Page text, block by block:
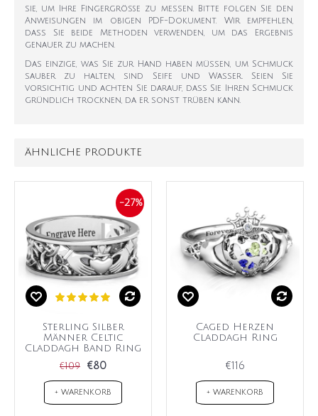
sie, um Ihre Fingergröße zu messen. Bitte folgen Sie den
Anweisungen im obigen PDF-Dokument. Wir empfehlen,
dass Sie beide Methoden verwenden, um das Ergebnis
genauer zu machen.
Das einzige, was Sie zur Hand haben müssen, um Schmuck
sauber zu halten, sind Seife und Wasser. Seien Sie
vorsichtig und achten Sie darauf, dass Sie Ihren Schmuck
gründlich trocknen, da er sonst trüben kann.
ÄHNLICHE PRODUKTE
-27%
Sterling Silber
Männer Celtic
Claddagh Band Ring
€109 €80
+ WARENKORB
Caged Herzen
Claddagh Ring
€116
+ WARENKORB